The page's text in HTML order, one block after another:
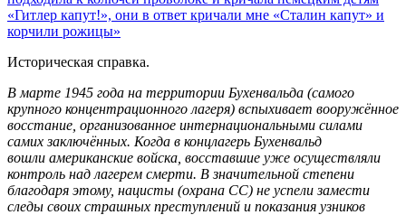
Историческая справка.
В марте 1945 года на территории Бухенвальда (самого
крупного концентрационного лагеря) вспыхивает вооружённое
восстание, организованное интернациональными силами
самих заключённых. Когда в концлагерь Бухенвальд
вошли американские войска, восставшие уже осуществляли
контроль над лагерем смерти. В значительной степени
благодаря этому, нацисты (охрана СС) не успели замести
следы своих страшных преступлений и показания узников